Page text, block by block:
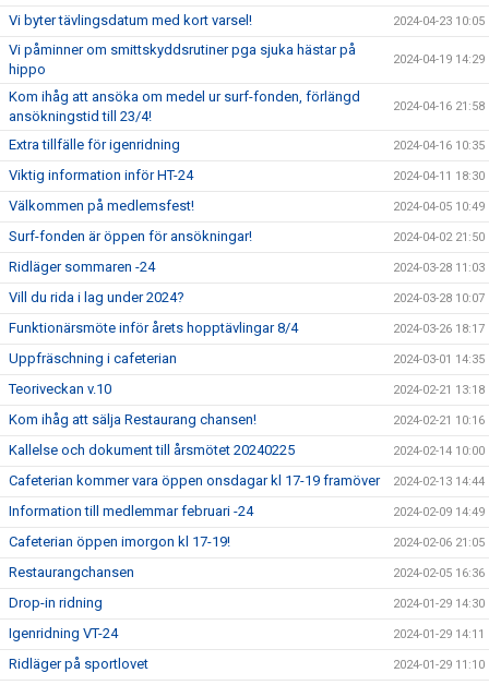
Vi byter tävlingsdatum med kort varsel! 2024-04-23 10:05
Vi påminner om smittskyddsrutiner pga sjuka hästar på
hippo
2024-04-19 14:29
Kom ihåg att ansöka om medel ur surf-fonden, förlängd
ansökningstid till 23/4!
2024-04-16 21:58
Extra tillfälle för igenridning 2024-04-16 10:35
Viktig information inför HT-24 2024-04-11 18:30
Välkommen på medlemsfest! 2024-04-05 10:49
Surf-fonden är öppen för ansökningar! 2024-04-02 21:50
Ridläger sommaren -24 2024-03-28 11:03
Vill du rida i lag under 2024? 2024-03-28 10:07
Funktionärsmöte inför årets hopptävlingar 8/4 2024-03-26 18:17
Uppfräschning i cafeterian 2024-03-01 14:35
Teoriveckan v.10 2024-02-21 13:18
Kom ihåg att sälja Restaurang chansen! 2024-02-21 10:16
Kallelse och dokument till årsmötet 20240225 2024-02-14 10:00
Cafeterian kommer vara öppen onsdagar kl 17-19 framöver 2024-02-13 14:44
Information till medlemmar februari -24 2024-02-09 14:49
Cafeterian öppen imorgon kl 17-19! 2024-02-06 21:05
Restaurangchansen 2024-02-05 16:36
Drop-in ridning 2024-01-29 14:30
Igenridning VT-24 2024-01-29 14:11
Ridläger på sportlovet 2024-01-29 11:10